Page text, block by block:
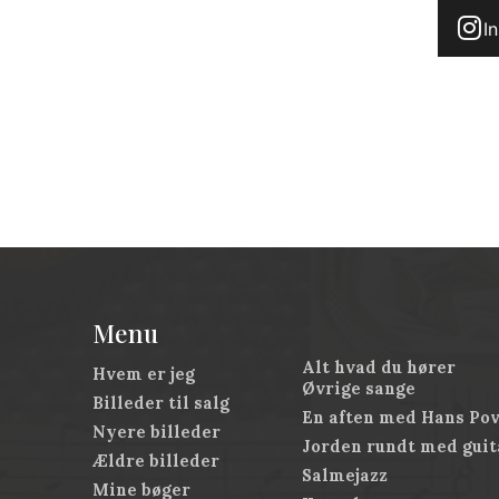
Menu
Hvem er jeg
Billeder til salg
Nyere billeder
Ældre billeder
Mine bøger
Alt hvad du hører
Øvrige sange
En aften med Hans
Jorden rundt med
Salmejazz